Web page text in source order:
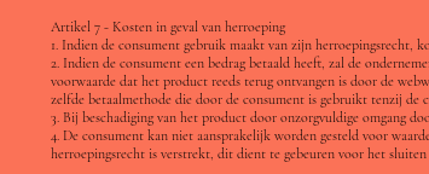
Artikel 7 - Kosten in geval van herroeping
1. Indien de consument gebruik maakt van zijn herroepingsrecht,
2. Indien de consument een bedrag betaald heeft, zal de
voorwaarde dat het product reeds terug ontvangen is door de
zelfde betaalmethode die door de consument is gebruikt tenzij de
3. Bij beschadiging van het product door onzorgvuldige omgang
4. De consument kan niet aansprakelijk worden gesteld voor
herroepingsrecht is verstrekt, dit dient te gebeuren voor het sluiten